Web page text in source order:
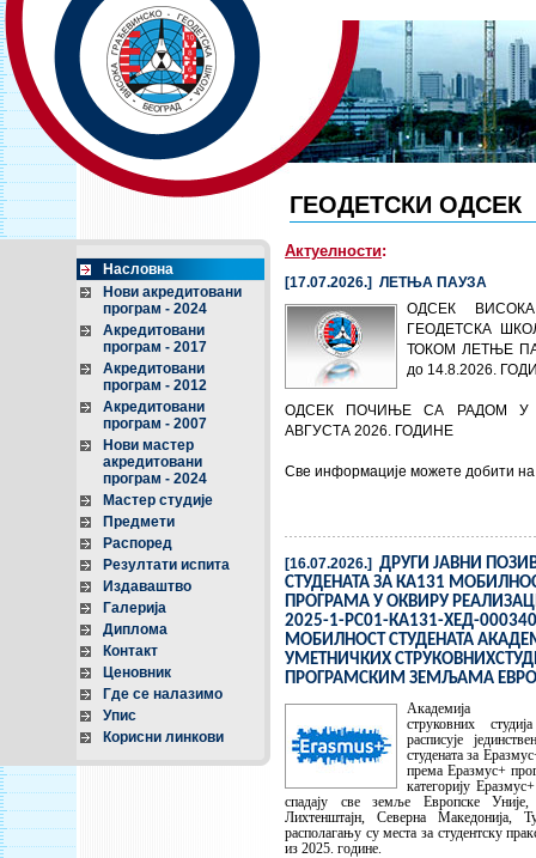
ГЕОДЕТСКИ ОДСЕК
Насловна
Нови акредитовани
програм - 2024
Акредитовани
програм - 2017
Акредитовани
програм - 2012
Акредитовани
програм - 2007
Нови мастер
акредитовани
програм - 2024
Мастер студије
Предмети
Распоред
Резултати испита
Издаваштво
Галерија
Диплома
Контакт
Ценовник
Где се налазимо
Упис
Корисни линкови
Актуелности:
[17.07.2026.] ЛЕТЊА ПАУЗА
ОДСЕК
ГЕОДЕТСКА
ТОКОМ ЛЕТЊЕ
до 14.8.2026.
ОДСЕК ПОЧИЊЕ СА РАДОМ У
АВГУСТА 2026. ГОДИНЕ
Све информације можете добити
[16.07.2026.] ДРУГИ ЈАВНИ
СТУДЕНАТА ЗА КА131
ПРОГРАМА У ОКВИРУ
2025-1-РС01-КА131-ХЕД-
МОБИЛНОСТ СТУДЕНАТА
УМЕТНИЧКИХ
ПРОГРАМСКИМ ЗЕМЉАМА
Академија
струковних
расписује
студената за
према Еразмус+
категорију
спадају све земље Европске
Лихтенштајн, Северна Македонија,
располагању су места за студентску
из 2025. године.